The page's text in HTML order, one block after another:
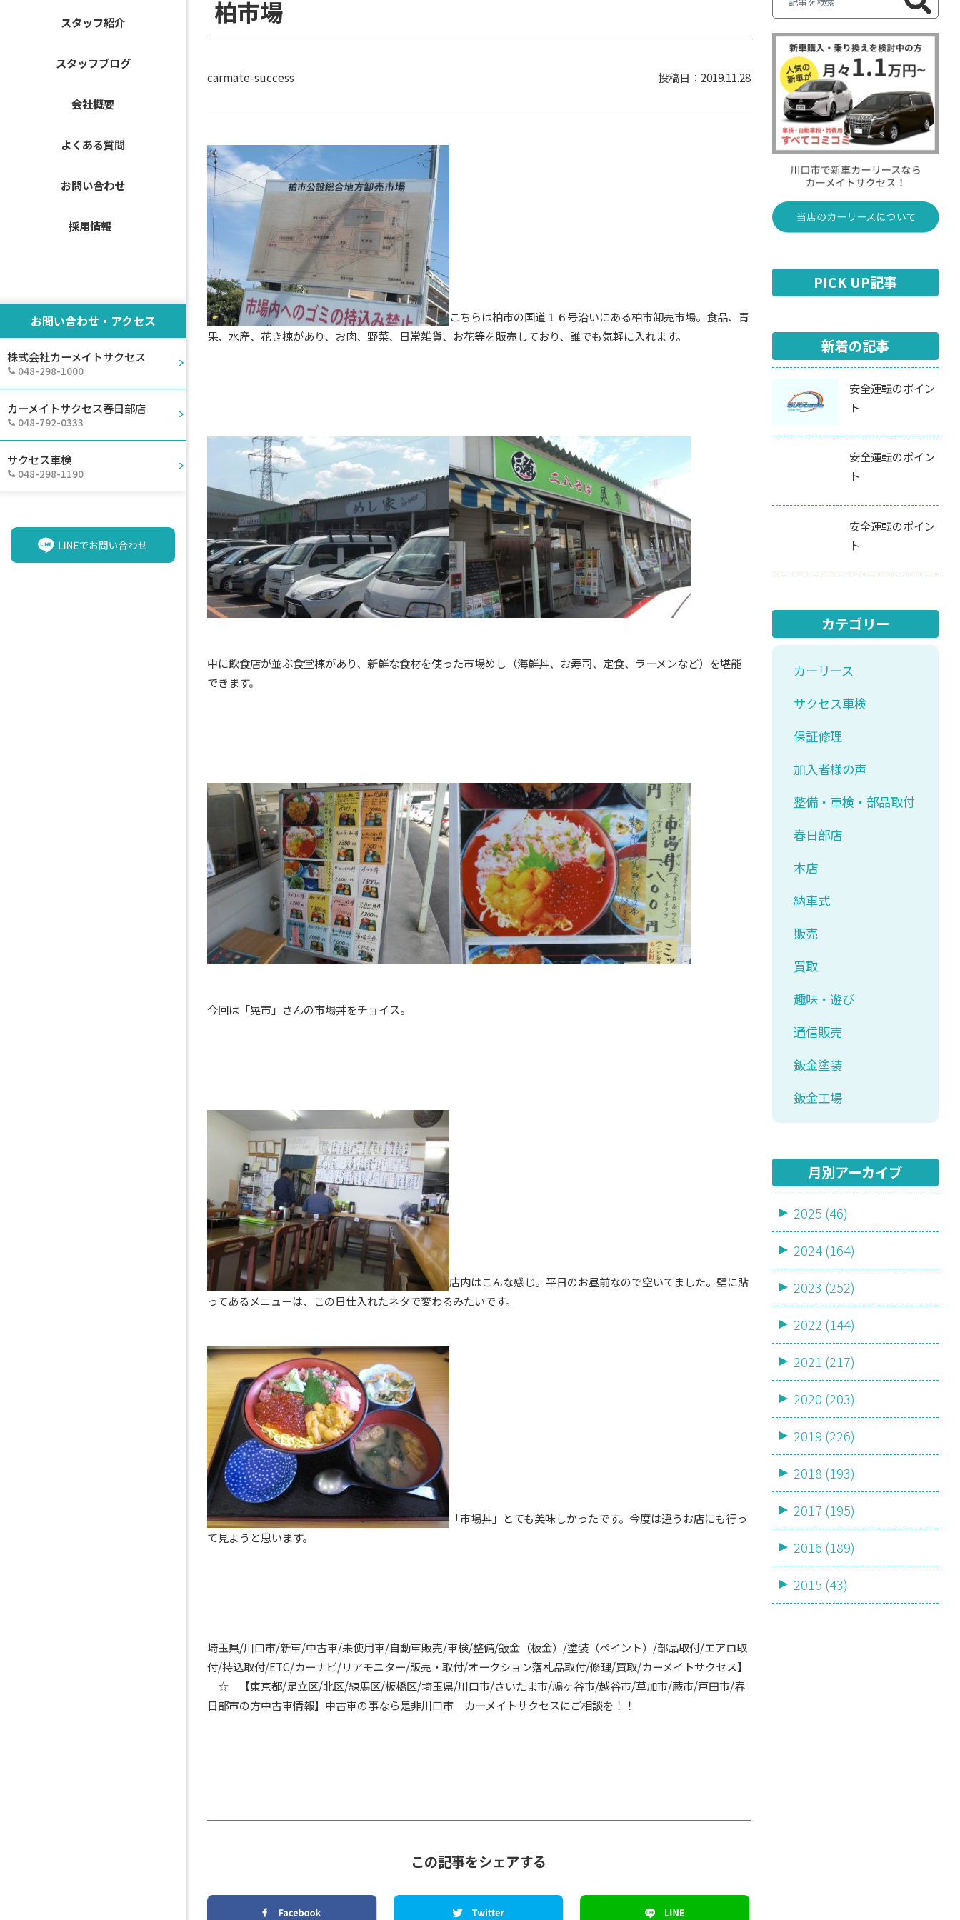
スタッフ紹介
スタッフブログ
会社概要
よくある質問
お問い合わせ
採用情報
お問い合わせ・アクセス
株式会社カーメイトサクセス
048-298-1000
カーメイトサクセス春日部店
048-792-0333
サクセス車検
048-298-1190
柏市場
carmate-success 2019.11.28
こちらは柏市の国道１６号沿いにある柏市卸売市場。食品、青
果、水産、花き棟があり、お肉、野菜、日常雑貨、お花等を販売しており、誰でも気軽に入れます。
中に飲食店が並ぶ食堂棟があり、新鮮な食材を使った市場めし（海鮮丼、お寿司、定食、ラーメンなど）を堪能
できます。
今回は「晃市」さんの市場丼をチョイス。
店内はこんな感じ。平日のお昼前なので空いてました。壁に貼
ってあるメニューは、この日仕入れたネタで変わるみたいです。
「市場丼」とても美味しかったです。今度は違うお店にも行っ
て見ようと思います。
埼玉県/川口市/新車/中古車/未使用車/自動車販売/車検/整備/鈑金（板金）/塗装（ペイント）/部品取付/エアロ取
付/持込取付/ETC/カーナビ/リアモニター/販売・取付/オークション落札品取付/修理/買取/カーメイトサクセス】
☆ 【東京都/足立区/北区/練馬区/板橋区/埼玉県/川口市/さいたま市/鳩ヶ谷市/越谷市/草加市/蕨市/戸田市/春
日部市の方中古車情報】中古車の事なら是非川口市 カーメイトサクセスにご相談を！！
この記事をシェアする
PICK UP記事
新着の記事
安全運転のポイン
ト
安全運転のポイン
ト
安全運転のポイン
ト
カテゴリー
カーリース
サクセス車検
保証修理
加入者様の声
整備・車検・部品取付
春日部店
本店
納車式
販売
買取
趣味・遊び
通信販売
鈑金塗装
鈑金工場
月別アーカイブ
2025 (46)
2024 (164)
2023 (252)
2022 (144)
2021 (217)
2020 (203)
2019 (226)
2018 (193)
2017 (195)
2016 (189)
2015 (43)